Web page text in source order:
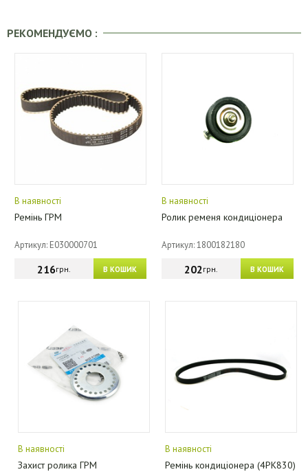
РЕКОМЕНДУЄМО :
В наявності
Ремінь ГРМ
Артикул: E030000701
В КОШИК
216грн.
В наявності
Ролик ременя кондиціонера
Артикул: 1800182180
В КОШИК
202грн.
В наявності
Захист ролика ГРМ
В наявності
Ремінь кондиціонера (4PK830)